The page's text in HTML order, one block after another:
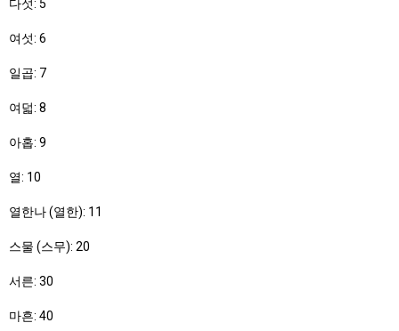
다섯: 5
여섯: 6
일곱: 7
여덟: 8
아홉: 9
열: 10
열한나 (열한): 11
스물 (스무): 20
서른: 30
마흔: 40